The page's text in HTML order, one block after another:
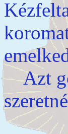
Azt